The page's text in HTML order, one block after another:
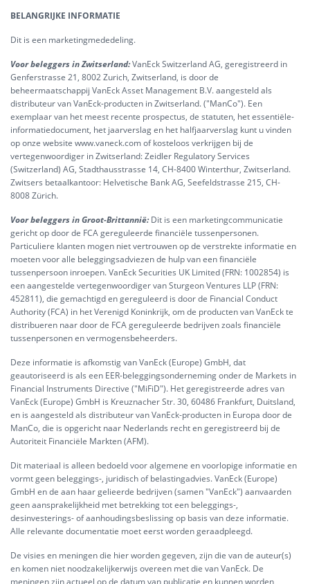
BELANGRIJKE INFORMATIE
Dit is een marketingmededeling.
Voor beleggers in Zwitserland:VanEck Switzerland AG, geregistreerd in
Genferstrasse 21, 8002 Zurich, Zwitserland, is door de
beheermaatschappij VanEck Asset Management B.V. aangesteld als
distributeur van VanEck-producten in Zwitserland. ("ManCo"). Een
exemplaar van het meest recente prospectus, de statuten, het essentiële-
informatiedocument, het jaarverslag en het halfjaarverslag kunt u vinden
op onze website www.vaneck.com of kosteloos verkrijgen bij de
vertegenwoordiger in Zwitserland: Zeidler Regulatory Services
(Switzerland) AG, Stadthausstrasse 14, CH-8400 Winterthur, Zwitserland.
Zwitsers betaalkantoor: Helvetische Bank AG, Seefeldstrasse 215, CH-
8008 Zürich.
Voor beleggers in Groot-Brittannië:Dit is een marketingcommunicatie
gericht op door de FCA gereguleerde financiële tussenpersonen.
Particuliere klanten mogen niet vertrouwen op de verstrekte informatie en
moeten voor alle beleggingsadviezen de hulp van een financiële
tussenpersoon inroepen. VanEck Securities UK Limited (FRN: 1002854) is
een aangestelde vertegenwoordiger van Sturgeon Ventures LLP (FRN:
452811), die gemachtigd en gereguleerd is door de Financial Conduct
Authority (FCA) in het Verenigd Koninkrijk, om de producten van VanEck te
distribueren naar door de FCA gereguleerde bedrijven zoals financiële
tussenpersonen en vermogensbeheerders.
Deze informatie is afkomstig van VanEck (Europe) GmbH, dat
geautoriseerd is als een EER-beleggingsonderneming onder de Markets in
Financial Instruments Directive ("MiFiD"). Het geregistreerde adres van
VanEck (Europe) GmbH is Kreuznacher Str. 30, 60486 Frankfurt, Duitsland,
en is aangesteld als distributeur van VanEck-producten in Europa door de
ManCo, die is opgericht naar Nederlands recht en geregistreerd bij de
Autoriteit Financiële Markten (AFM).
Dit materiaal is alleen bedoeld voor algemene en voorlopige informatie en
vormt geen beleggings-, juridisch of belastingadvies. VanEck (Europe)
GmbH en de aan haar gelieerde bedrijven (samen "VanEck") aanvaarden
geen aansprakelijkheid met betrekking tot een beleggings-,
desinvesterings- of aanhoudingsbeslissing op basis van deze informatie.
Alle relevante documentatie moet eerst worden geraadpleegd.
De visies en meningen die hier worden gegeven, zijn die van de auteur(s)
en komen niet noodzakelijkerwijs overeen met die van VanEck. De
meningen zijn actueel op de datum van publicatie en kunnen worden